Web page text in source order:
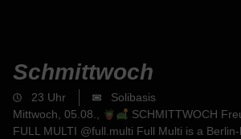
Schmittwoch
23 Uhr
Solibasis
Mittwoch, 05.08.,
SCHMITTWOCH
FULL MULTI @full.multi Full Multi is a